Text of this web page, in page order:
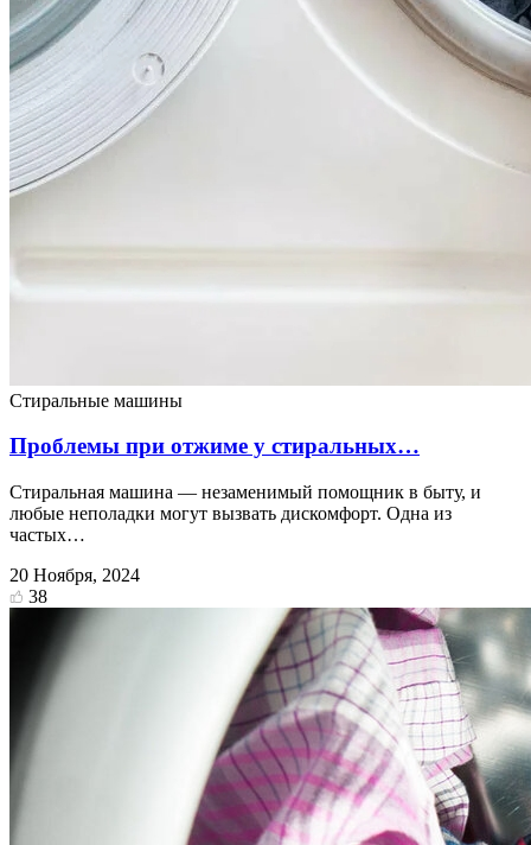
Стиральные машины
Проблемы при отжиме у стиральных…
Стиральная машина — незаменимый помощник в быту, и
любые неполадки могут вызвать дискомфорт. Одна из
частых…
20 Ноября, 2024
38